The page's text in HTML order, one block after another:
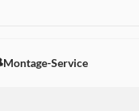
Montage-Service